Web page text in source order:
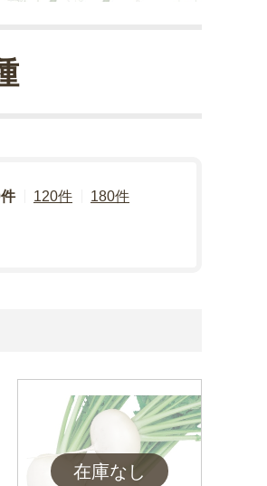
120件 180件